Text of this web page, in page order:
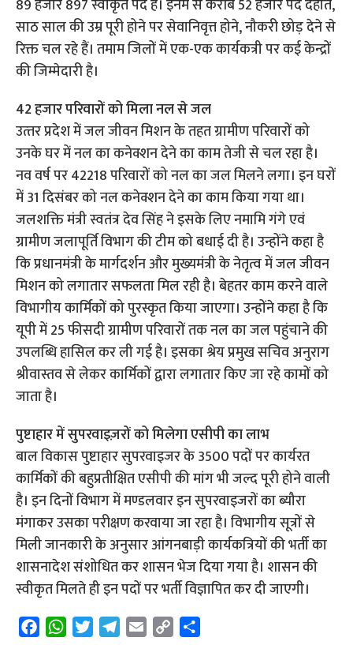
89 हजार 897 स्वीकृत पद हैं। इनमें से करीब 52 हजार पद देहांत,
साठ साल की उम्र पूरी होने पर सेवानिवृत्त होने, नौकरी छोड़ देने से
रिक्त चल रहे हैं। तमाम जिलों में एक-एक कार्यकत्री पर कई केन्द्रों
की जिम्मेदारी है।
42 हजार परिवारों को मिला नल से जल
उत्‍तर प्रदेश में जल जीवन मिशन के तहत ग्रामीण परिवारों को
उनके घर में नल का कनेक्शन देने का काम तेजी से चल रहा है।
नव वर्ष पर 42218 परिवारों को नल का जल मिलने लगा। इन घरों
में 31 दिसंबर को नल कनेक्शन देने का काम किया गया था।
जलशक्ति मंत्री स्वतंत्र देव सिंह ने इसके लिए नमामि गंगे एवं
ग्रामीण जलापूर्ति विभाग की टीम को बधाई दी है। उन्होंने कहा है
कि प्रधानमंत्री के मार्गदर्शन और मुख्यमंत्री के नेतृत्व में जल जीवन
मिशन को लगातार सफलता मिल रही है। बेहतर काम करने वाले
विभागीय कार्मिकों को पुरस्कृत किया जाएगा। उन्होंने कहा है कि
यूपी में 25 फीसदी ग्रामीण परिवारों तक नल का जल पहुंचाने की
उपलब्धि हासिल कर ली गई है। इसका श्रेय प्रमुख सचिव अनुराग
श्रीवास्तव से लेकर कार्मिकों द्वारा लगातार किए जा रहे कामों को
जाता है।
पुष्टाहार में सुपरवाइज़रों को मिलेगा एसीपी का लाभ
बाल विकास पुष्टाहार सुपरवाइजर के 3500 पदों पर कार्यरत
कार्मिकों की बहुप्रतीक्षित एसीपी की मांग भी जल्द पूरी होने वाली
है। इन दिनों विभाग में मण्डलवार इन सुपरवाइजरों का ब्यौरा
मंगाकर उसका परीक्षण करवाया जा रहा है। विभागीय सूत्रों से
मिली जानकारी के अनुसार आंगनबाड़ी कार्यकत्रियों की भर्ती का
शासनादेश संशोधित कर शासन भेज दिया गया है। शासन की
स्वीकृत मिलते ही इन पदों पर भर्ती विज्ञापित कर दी जाएगी।
F
W
T
T
E
C